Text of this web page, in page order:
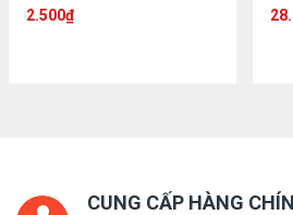
2.500₫
CUNG CẤP HÀNG